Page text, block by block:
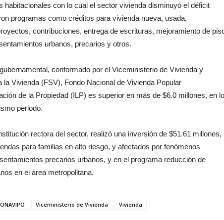
habitacionales con lo cual el sector vivienda disminuyó el déficit
programas como créditos para vivienda nueva, usada,
contribuciones, entrega de escrituras, mejoramiento de
urbanos, precarios y otros.
conformado por el Viceministerio de Vivienda y
Vivienda (FSV), Fondo Nacional de Vivienda Popular
de la Propiedad (ILP) es superior en más de $6.0 millones, en lo
periodo.
rectora del sector, realizó una inversión de $51.61 millones,
para familias en alto riesgo, y afectados por fenómenos
precarios urbanos, y en el programa reducción de
en el área metropolitana.
Viceministerio de Vivienda Vivienda